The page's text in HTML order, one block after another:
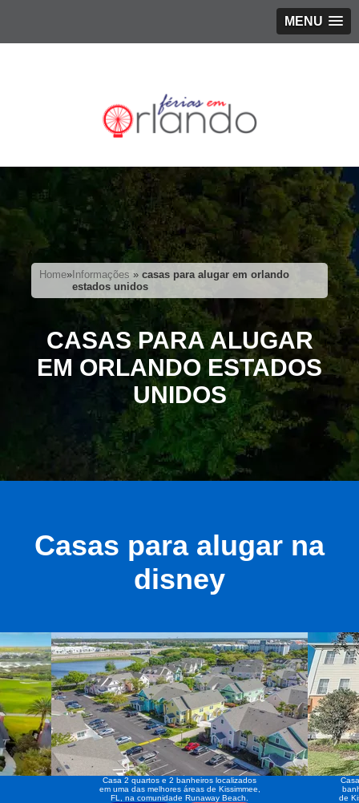
MENU
Home» Informações »casas para alugar em orlando
estados unidos
CASAS PARA ALUGAR
EM ORLANDO ESTADOS
UNIDOS
Casas para alugar na
disney
Casa 2 quartos e 2 banheiros localizados
em uma das melhores áreas de Kissimmee,
FL, na comunidade Runaway Beach.
de